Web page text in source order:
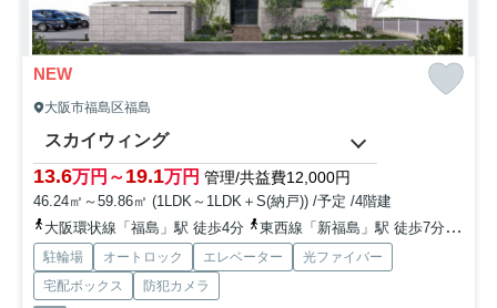
NEW
大阪市福島区福島
スカイウィング
13.6万円～19.1万円 管理/共益費12,000円
46.24㎡～59.86㎡ (1LDK～1LDK＋S(納戸)) /予定 /4階建
大阪環状線「福島」駅 徒歩4分
東西線「新福島」駅 徒歩7分
駐輪場 オートロック エレベーター
光ファイバー
宅配ボックス
防犯カメラ